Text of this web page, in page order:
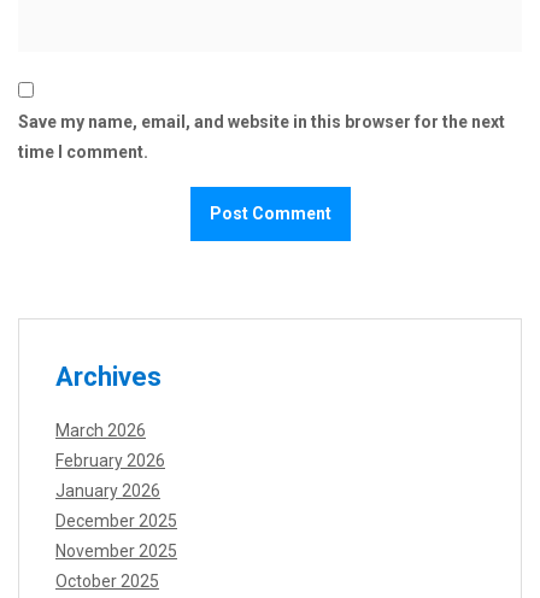
Save my name, email, and website in this browser for the next
time I comment.
Archives
March 2026
February 2026
January 2026
December 2025
November 2025
October 2025